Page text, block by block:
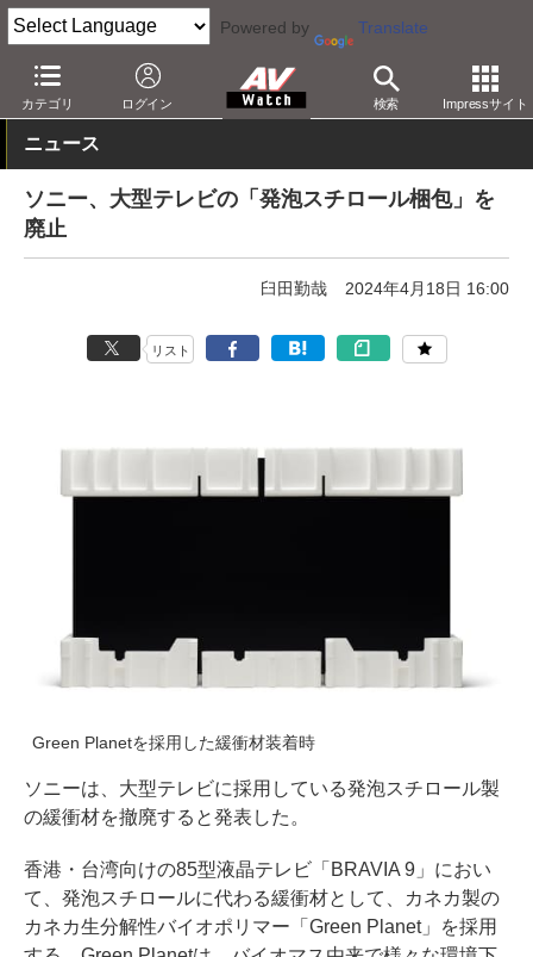
Powered by Translate
カテゴリ ログイン 検索 Impressサイト
AV Watch 動向 業界動向 経営/IR
ニュース
ソニー、大型テレビの「発泡スチロール梱包」を
廃止
臼田勤哉 2024年4月18日 16:00
リスト
Green Planetを採用した緩衝材装着時
ソニーは、大型テレビに採用している発泡スチロール製
の緩衝材を撤廃すると発表した。
香港・台湾向けの85型液晶テレビ「BRAVIA 9」におい
て、発泡スチロールに代わる緩衝材として、カネカ製の
カネカ生分解性バイオポリマー「Green Planet」を採用